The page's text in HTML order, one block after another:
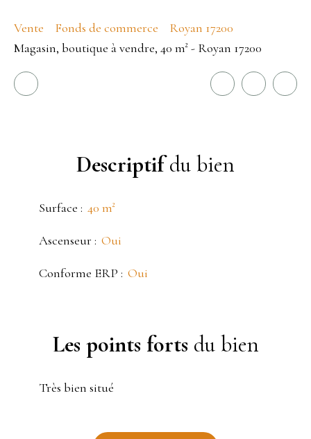
Vente Fonds de commerce
Royan 17200
Magasin, boutique à vendre, 40 m² - Royan 17200
Descriptifdu bien
Surface : 40 m²
Ascenseur : Oui
Conforme ERP : Oui
Les points forts du bien
Très bien situé